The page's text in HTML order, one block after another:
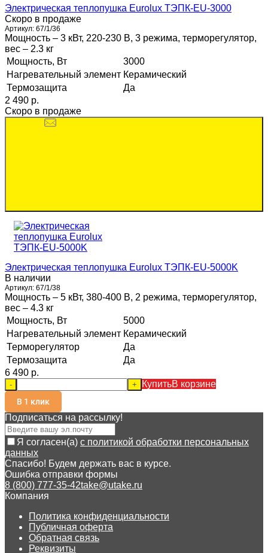
Электрическая теплопушка Eurolux ТЭПК-EU-3000
Скоро в продаже
Артикул: 67/1/36
Мощность – 3 кВт, 220-230 В, 3 режима, терморегулятор,
вес – 2.3 кг
Мощность, Вт
3000
Нагревательный элемент Керамический
Термозащита
Да
2 490 p.
Скоро в продаже
Электрическая теплопушка Eurolux ТЭПК-EU-5000K
В наличии
Артикул: 67/1/38
Мощность – 5 кВт, 380-400 В, 2 режима, терморегулятор,
вес – 4.3 кг
Мощность, Вт
5000
Нагревательный элемент Керамический
Терморегулятор
Да
Термозащита
Да
6 490 p.
- + КупитьВ корзине
В 1 клик
Подписаться на рассылкy!
Я согласен(a) с политикой обработки персональных
данных
Спасибо! Будем держать вас в курсе.
Ошибка отправки формы
8 (800) 777-35-42take@utake.ru
Компания
Политика конфиденциальности
Публичная оферта
Обратная связь
Реквизиты